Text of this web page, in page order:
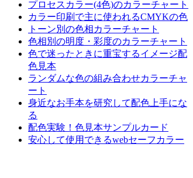
プロセスカラー(4色)のカラーチャート
カラー印刷で主に使われるCMYKの色
トーン別の色相カラーチャート
色相別の明度・彩度のカラーチャート
色で迷ったときに重宝するイメージ配
色見本
ランダムな色の組み合わせカラーチャ
ート
身近なお手本を研究して配色上手にな
る
配色実験！色見本サンプルカード
安心して使用できるwebセーフカラー